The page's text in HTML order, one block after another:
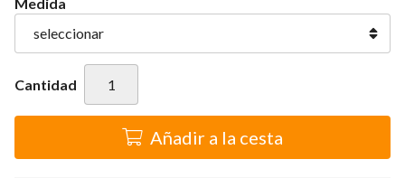
Cantidad
Añadir a la cesta